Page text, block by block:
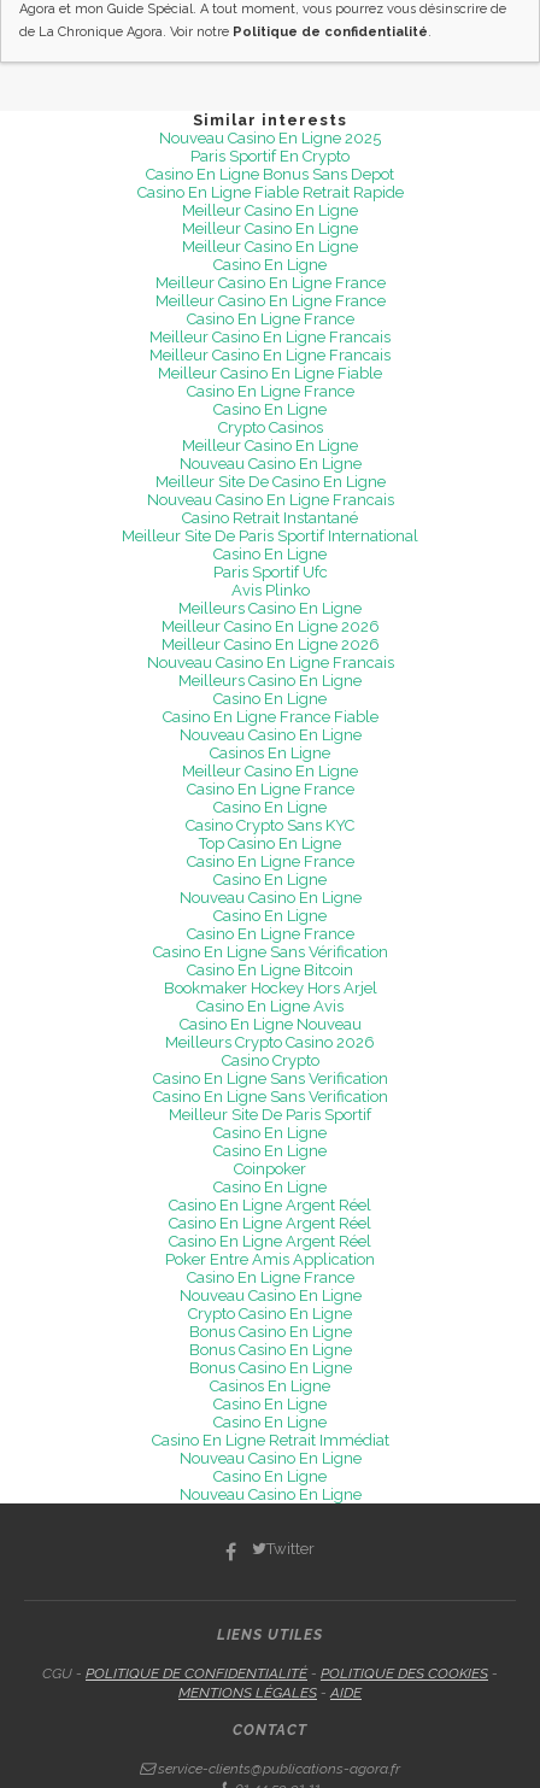
Agora et mon Guide Spécial. A tout moment, vous pourrez vous désinscrire de
de La Chronique Agora. Voir notre Politique de confidentialité.
Similar interests
Nouveau Casino En Ligne 2025
Paris Sportif En Crypto
Casino En Ligne Bonus Sans Depot
Casino En Ligne Fiable Retrait Rapide
Meilleur Casino En Ligne
Meilleur Casino En Ligne
Meilleur Casino En Ligne
Casino En Ligne
Meilleur Casino En Ligne France
Meilleur Casino En Ligne France
Casino En Ligne France
Meilleur Casino En Ligne Francais
Meilleur Casino En Ligne Francais
Meilleur Casino En Ligne Fiable
Casino En Ligne France
Casino En Ligne
Crypto Casinos
Meilleur Casino En Ligne
Nouveau Casino En Ligne
Meilleur Site De Casino En Ligne
Nouveau Casino En Ligne Francais
Casino Retrait Instantané
Meilleur Site De Paris Sportif International
Casino En Ligne
Paris Sportif Ufc
Avis Plinko
Meilleurs Casino En Ligne
Meilleur Casino En Ligne 2026
Meilleur Casino En Ligne 2026
Nouveau Casino En Ligne Francais
Meilleurs Casino En Ligne
Casino En Ligne
Casino En Ligne France Fiable
Nouveau Casino En Ligne
Casinos En Ligne
Meilleur Casino En Ligne
Casino En Ligne France
Casino En Ligne
Casino Crypto Sans KYC
Top Casino En Ligne
Casino En Ligne France
Casino En Ligne
Nouveau Casino En Ligne
Casino En Ligne
Casino En Ligne France
Casino En Ligne Sans Vérification
Casino En Ligne Bitcoin
Bookmaker Hockey Hors Arjel
Casino En Ligne Avis
Casino En Ligne Nouveau
Meilleurs Crypto Casino 2026
Casino Crypto
Casino En Ligne Sans Verification
Casino En Ligne Sans Verification
Meilleur Site De Paris Sportif
Casino En Ligne
Casino En Ligne
Coinpoker
Casino En Ligne
Casino En Ligne Argent Réel
Casino En Ligne Argent Réel
Casino En Ligne Argent Réel
Poker Entre Amis Application
Casino En Ligne France
Nouveau Casino En Ligne
Crypto Casino En Ligne
Bonus Casino En Ligne
Bonus Casino En Ligne
Bonus Casino En Ligne
Casinos En Ligne
Casino En Ligne
Casino En Ligne
Casino En Ligne Retrait Immédiat
Nouveau Casino En Ligne
Casino En Ligne
Nouveau Casino En Ligne
Twitter
LIENS UTILES
CGU - POLITIQUE DE CONFIDENTIALITÉ- POLITIQUE DES COOKIES -
MENTIONS LÉGALES -AIDE
CONTACT
service-clients@publications-agora.fr